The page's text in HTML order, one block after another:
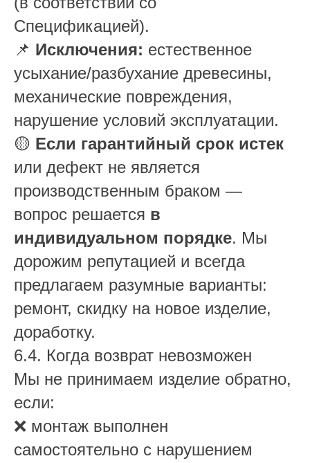
Спецификацией).
📌 Исключения: естественное
усыхание/разбухание древесины,
механические повреждения,
нарушение условий эксплуатации.
🟡 Если гарантийный срок истек
или дефект не является
производственным браком —
вопрос решается в
индивидуальном порядке. Мы
дорожим репутацией и всегда
предлагаем разумные варианты:
ремонт, скидку на новое изделие,
доработку.
6.4. Когда возврат невозможен
Мы не принимаем изделие обратно,
если:
❌ монтаж выполнен
самостоятельно с нарушением